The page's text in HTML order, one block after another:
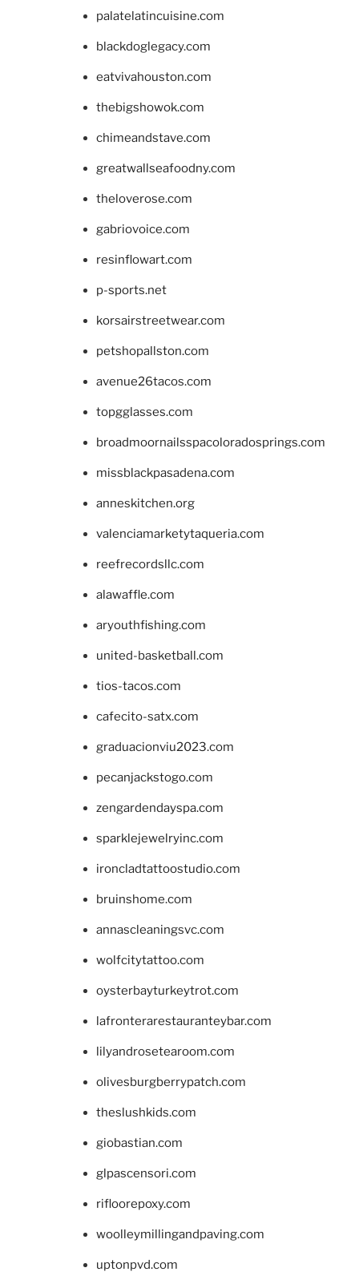
palatelatincuisine.com
blackdoglegacy.com
eatvivahouston.com
thebigshowok.com
chimeandstave.com
greatwallseafoodny.com
theloverose.com
gabriovoice.com
resinflowart.com
p-sports.net
korsairstreetwear.com
petshopallston.com
avenue26tacos.com
topgglasses.com
broadmoornailsspacoloradosprings.com
missblackpasadena.com
anneskitchen.org
valenciamarketytaqueria.com
reefrecordsllc.com
alawaffle.com
aryouthfishing.com
united-basketball.com
tios-tacos.com
cafecito-satx.com
graduacionviu2023.com
pecanjackstogo.com
zengardendayspa.com
sparklejewelryinc.com
ironcladtattoostudio.com
bruinshome.com
annascleaningsvc.com
wolfcitytattoo.com
oysterbayturkeytrot.com
lafronterarestauranteybar.com
lilyandrosetearoom.com
olivesburgberrypatch.com
theslushkids.com
giobastian.com
glpascensori.com
rifloorepoxy.com
woolleymillingandpaving.com
uptonpvd.com